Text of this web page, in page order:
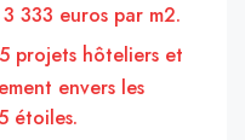
333 euros par m2.
projets hôteliers et
envers les
étoiles.